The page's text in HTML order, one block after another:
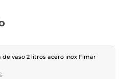
de vaso 2 litros acero inox Fimar